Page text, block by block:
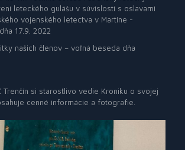
leteckého gulášu v súvislosti s oslavami
vojenského letectva v Martine -
17.9. 2022
našich členov – voľná beseda dňa
Trenčín si starostlivo vedie Kroniku o svojej
cenné informácie a fotografie.